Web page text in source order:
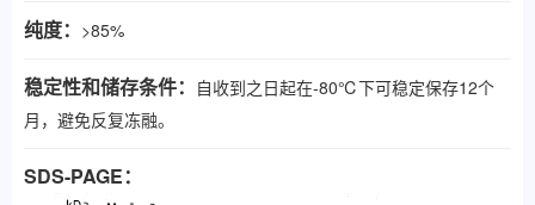
纯度： >85%
稳定性和储存条件： 自收到之日起在-80℃下可稳定保存12个
月，避免反复冻融。
SDS-PAGE：